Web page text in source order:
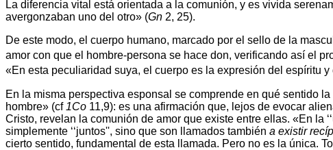
La diferencia vital está orientada a la comunión, y es vivida
avergonzaban uno del otro» (Gn 2, 25).
De este modo, el cuerpo humano, marcado por el sello de la
amor con que el hombre-persona se hace don, verificando así el
«En esta peculiaridad suya, el cuerpo es la expresión del espíritu
En la misma perspectiva esponsal se comprende en qué sentido
hombre» (cf 1Co 11,9): es una afirmación que, lejos de evocar
Cristo, revelan la comunión de amor que existe entre ellas. «En la
simplemente ‘‘juntos'', sino que son llamados también a existir
cierto sentido, fundamental de esta llamada. Pero no es la única.